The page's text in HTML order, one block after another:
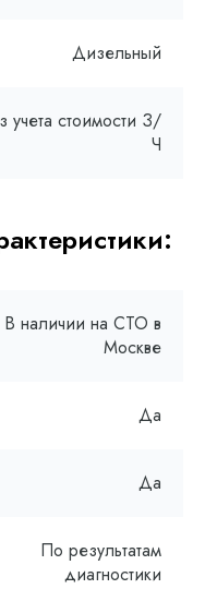
Дизельный
учета стоимости З/
Ч
В наличии на СТО в
Москве
Да
Да
По результатам
диагностики